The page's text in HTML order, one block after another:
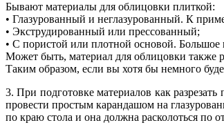
Бывают материалы для облицовки плиткой:
• Глазурованный и неглазурованный. К
• Экструдированный или прессованный;
• С пористой или плотной основой. Большое
Может быть, материал для облицовки
Таким образом, если вы хотя бы немного
3. При подготовке материалов как
провести простым карандашом на
по краю стола и она должна расколоться по